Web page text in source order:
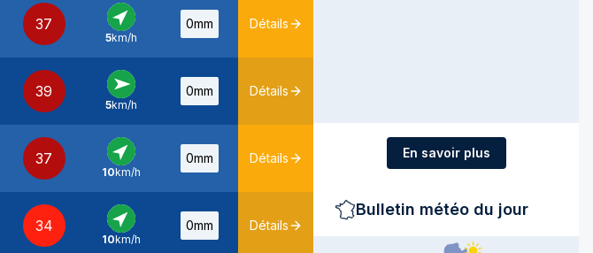
37
SO
5km/h
0mm Détails
39
O -
5km/h
0mm Détails
37
SO -
10km/h
0mm Détails
34
SO -
10km/h
0mm Détails
En savoir plus
Bulletin météo du jour